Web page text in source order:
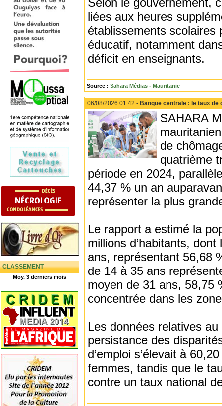
CLASSEMENT
Moy. 3 derniers mois
Selon le gouvernement,
liées aux heures
établissements scolaires
éducatif, notamment
déficit en enseignants.
Source : Sahara Médias - Mauritanie
06/08/2026 01:42 - Banque centrale : le taux de
SAHARA
de
quatrième
période en 2024,
44,37 % un an
représenter la plus
Le rapport a estimé la
millions d’habitants,
ans, représentant 56,68
de 14 à 35 ans
moyen de 31 ans, 58,75
concentrée dans les
Les données relatives
persistance des
d’emploi s’élevait à
femmes, tandis que le
contre un taux national